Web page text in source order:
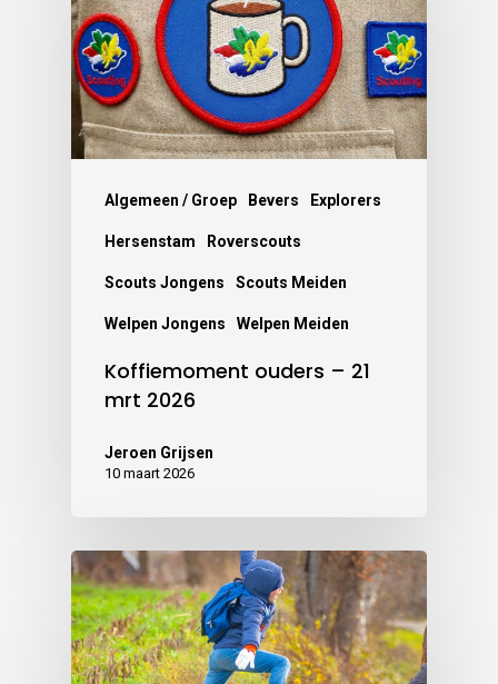
Algemeen / Groep Bevers Explorers
Hersenstam Roverscouts
Scouts Jongens Scouts Meiden
Welpen Jongens Welpen Meiden
Koffiemoment ouders – 21
mrt 2026
Jeroen Grijsen
10 maart 2026